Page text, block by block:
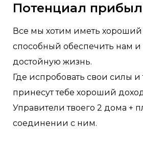
Потенциал
Все мы хотим иметь хороший
способный обеспечить нам
достойную жизнь.
Где испробовать свои силы и
принесут тебе хороший
Управители твоего 2 дома +
соединении с ним.